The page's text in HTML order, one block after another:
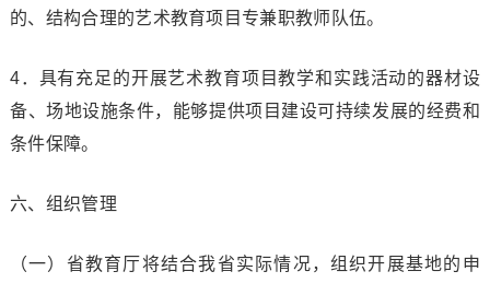
的、结构合理的艺术教育项目专兼职教师队伍。
4．具有充足的开展艺术教育项目教学和实践活动的器材设
备、场地设施条件，能够提供项目建设可持续发展的经费和
条件保障。
六、组织管理
（一）省教育厅将结合我省实际情况，组织开展基地的申